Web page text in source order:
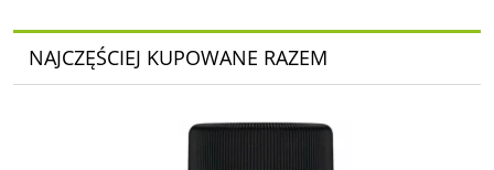
NAJCZĘŚCIEJ KUPOWANE RAZEM